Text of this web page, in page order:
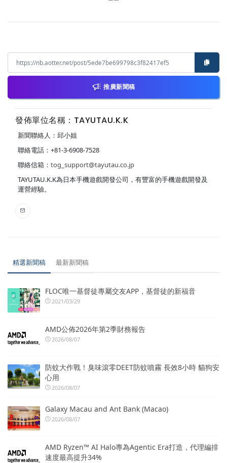
推廣新聞稿
發佈單位名稱：TAYUTAU.K.K
新聞聯絡人：邱小姐
聯絡電話：+81-3-6908-7528
聯絡信箱： tog_support@tayutau.co.jp
TAYUTAU.K.K為日本手機遊戲開發公司，有豐富的手機遊戲開發及
運營經驗。
精選新聞稿 最新新聞稿
FLOC唯一基督徒專屬交友APP，基督徒的新福音
2021/03/29
AMD公佈2026年第2季財務報告
2026/08/07
防蚊大作戰！臭味滾零DEET防蚊噴霧 長效8小時 貓狗安
心用
2026/08/07
Galaxy Macau and Ant Bank (Macao)
2026/08/07
AMD Ryzen™ AI Halo專為Agentic Era打造，代理編排
速度最高提升34%